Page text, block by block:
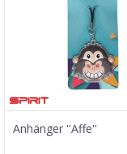
Anhänger ''Affe''